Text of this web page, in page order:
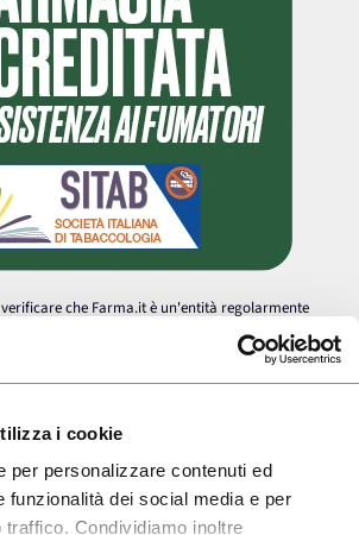
i cookie
per personalizzare contenuti ed
funzionalità dei social media e per
Condividiamo inoltre
che Farma.it è un'entità regolarmente
della Salute a effettuare la vendita online di